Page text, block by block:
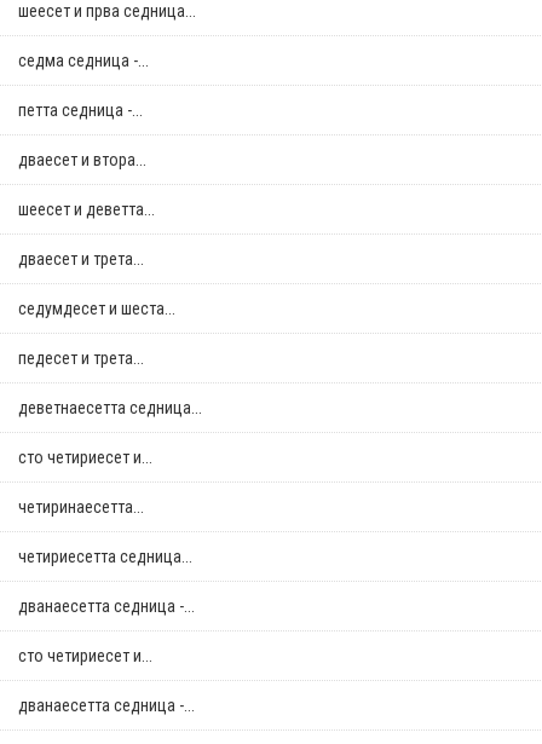
шеесет и прва седница...
седма седница -...
петта седница -...
дваесет и втора...
шеесет и деветта...
дваесет и трета...
седумдесет и шеста...
педесет и трета...
деветнаесетта седница...
сто четириесет и...
четиринаесетта...
четириесетта седница...
дванаесетта седница -...
сто четириесет и...
дванаесетта седница -...